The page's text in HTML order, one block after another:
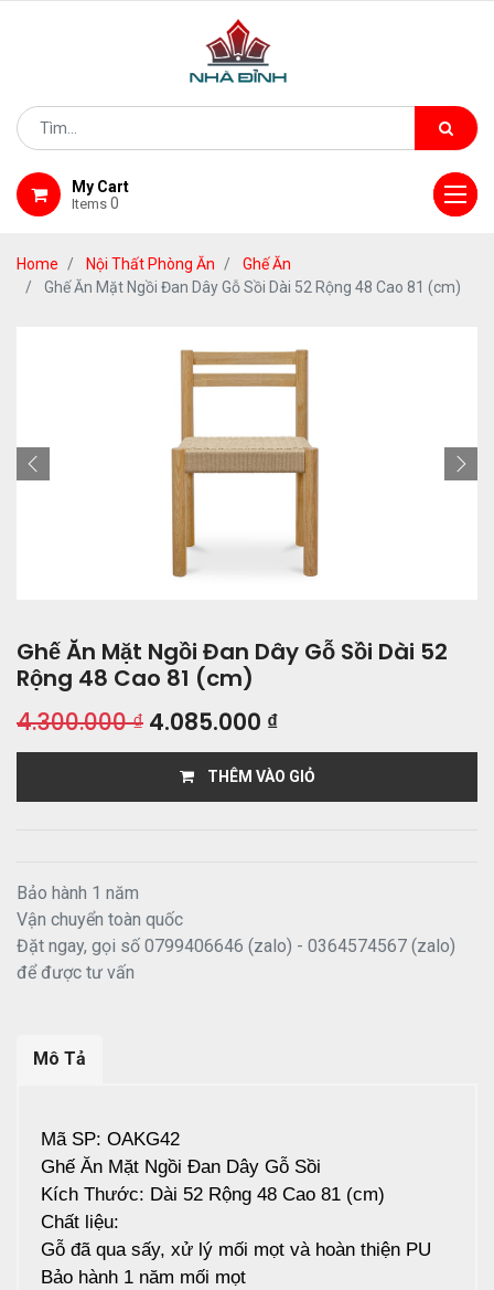
My Cart
Items 0
Home Nội Thất Phòng Ăn
Ghế Ăn
Ghế Ăn Mặt Ngồi Đan Dây Gỗ Sồi Dài 52 Rộng 48 Cao 81 (cm)
Ghế Ăn Mặt Ngồi Đan Dây Gỗ Sồi Dài 52
Rộng 48 Cao 81 (cm)
4.300.000₫ 4.085.000 ₫
THÊM VÀO GIỎ
Bảo hành 1 năm
Vận chuyển toàn quốc
Đặt ngay, gọi số 0799406646 (zalo) - 0364574567 (zalo)
để được tư vấn
Mô Tả
Mã SP: OAKG42
Ghế Ăn Mặt Ngồi Đan Dây Gỗ Sồi
Kích Thước: Dài 52 Rộng 48 Cao 81 (cm)
Chất liệu:
Gỗ đã qua sấy, xử lý mối mọt và hoàn thiện PU
Bảo hành 1 năm mối mọt